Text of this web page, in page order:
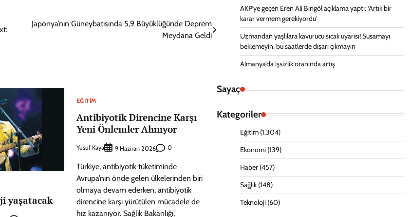
Japonya’nın Güneybatısında 5,9 Büyüklüğünde Deprem
Meydana Geldi
yaşatacak
EĞITIM
Antibiyotik Direncine Karşı
Yeni Önlemler Alınıyor
Yusuf Kaya 9 Haziran 2026 0
Türkiye, antibiyotik tüketiminde
Avrupa’nın önde gelen ülkelerinden biri
olmaya devam ederken, antibiyotik
direncine karşı yürütülen mücadele de
hız kazanıyor. Sağlık Bakanlığı,
AKP’ye geçen Eren Ali Bingöl açıklama yaptı: ‘Artık bir
karar vermem gerekiyordu’
Uzmandan yaşlılara kavurucu sıcak uyarısı! Susamayı
beklemeyin, bu saatlerde dışarı çıkmayın
Almanya’da işsizlik oranında artış
Sayaç
Kategoriler
Eğitim(1.304)
Ekonomi(139)
Haber(457)
Sağlık(148)
Teknoloji(60)